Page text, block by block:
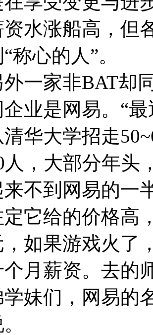
资水涨船高，但
称心的人”。
外一家非BAT却
企业是网易。“
清华大学招走
人，大部分年头
来不到网易的一
定它给的价格高
，如果游戏火了
个月薪资。去的
学妹们，网易的